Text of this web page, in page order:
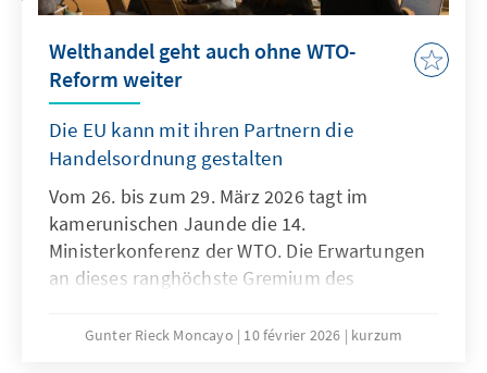
Welthandel geht auch ohne WTO-
Reform weiter
Die EU kann mit ihren Partnern die
Handelsordnung gestalten
Vom 26. bis zum 29. März 2026 tagt im
kamerunischen Jaunde die 14.
Ministerkonferenz der WTO. Die Erwartungen
an dieses ranghöchste Gremium des
geht ernsthaft davon aus, dass der seit der 4.
Gunter Rieck Moncayo 10 février 2026 kurzum